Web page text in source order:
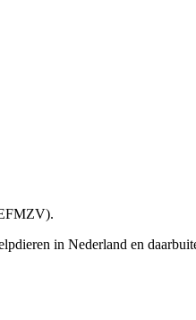
in Nederland en